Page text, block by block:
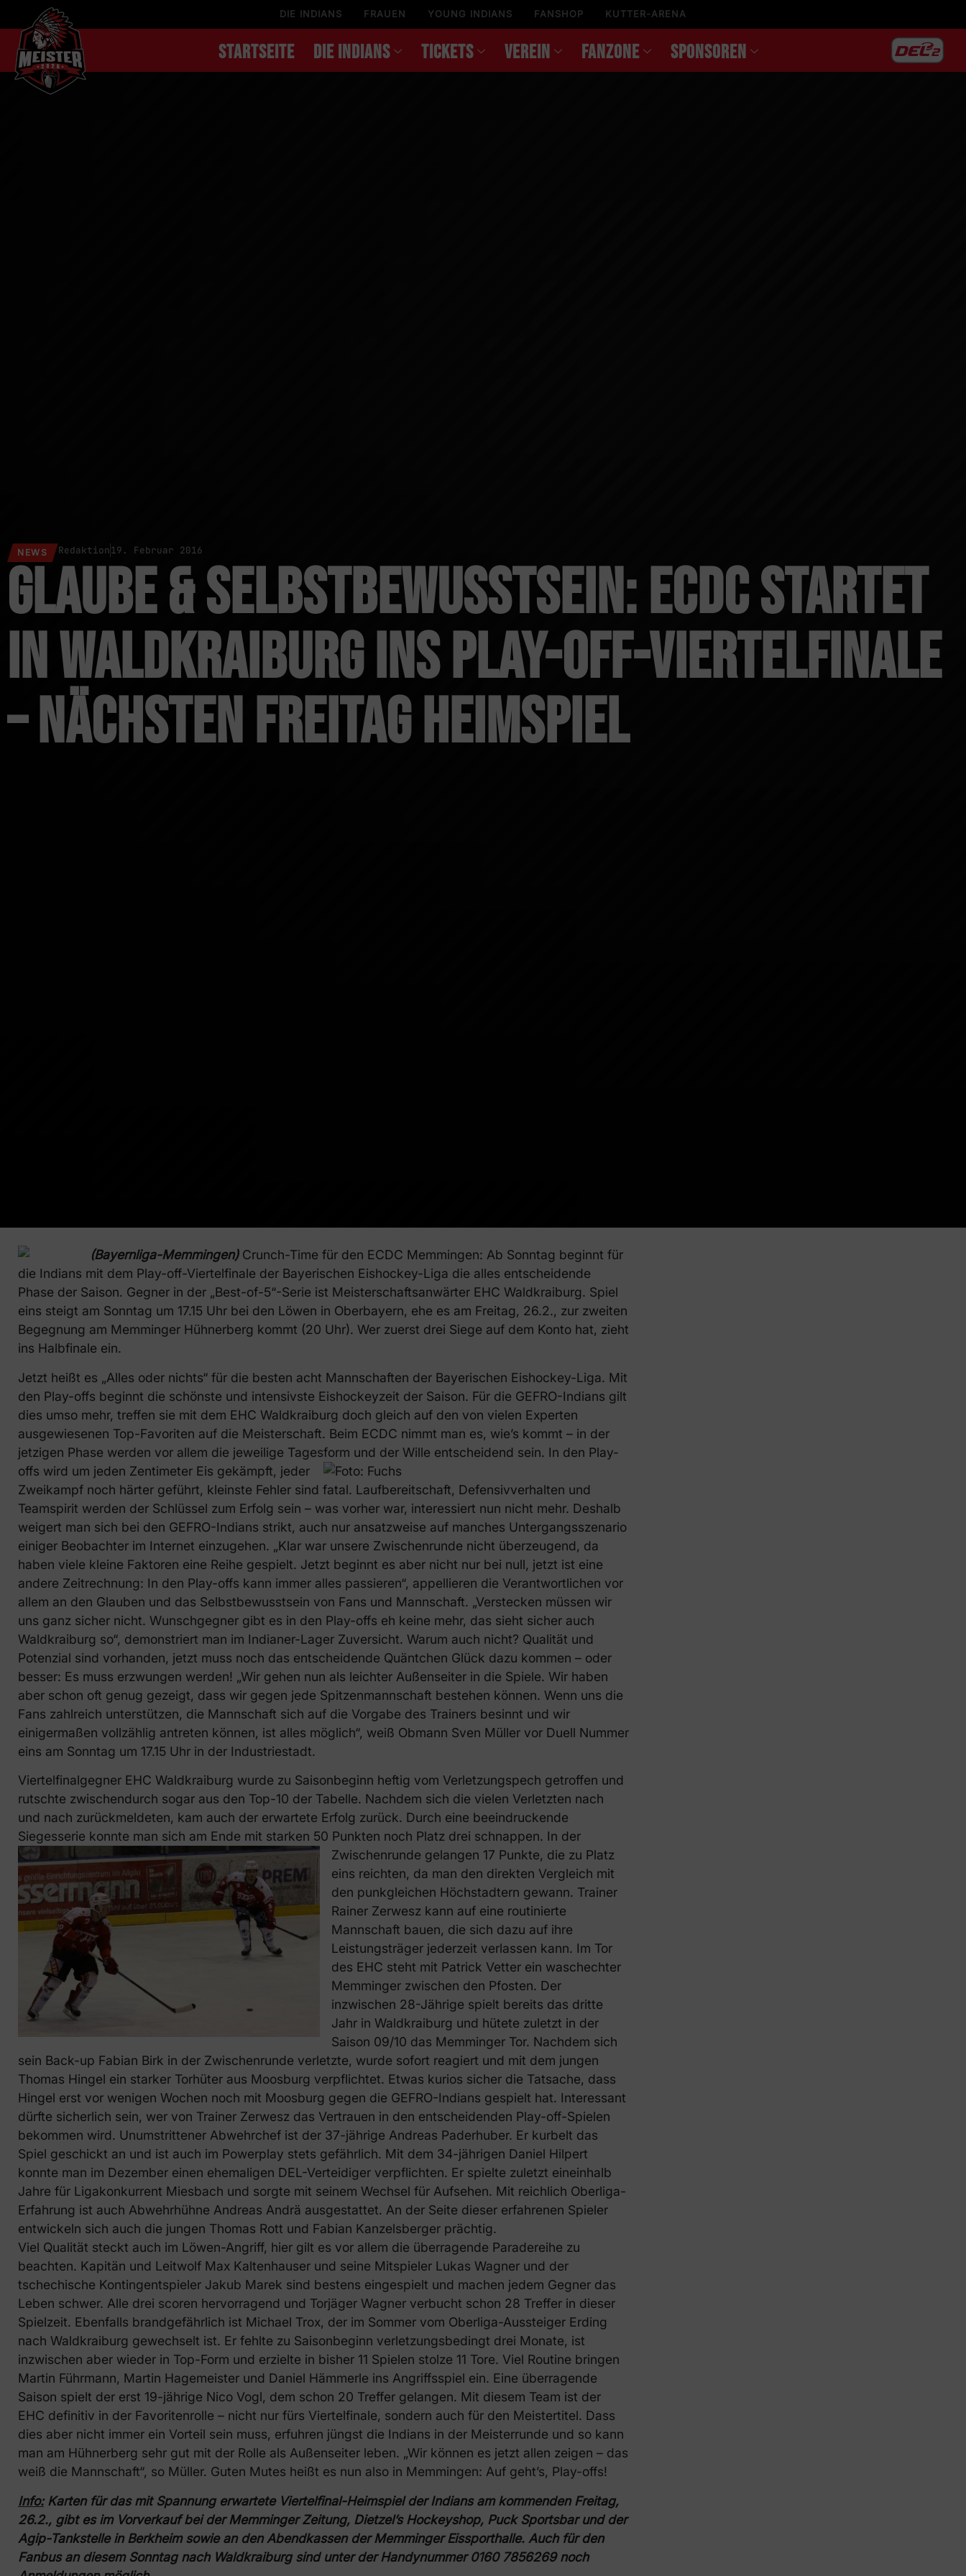
DIE INDIANS FRAUEN YOUNG INDIANS FANSHOP KUTTER-ARENA
STARTSEITE DIE INDIANS TICKETS VEREIN FANZONE SPONSOREN
NEWS Redaktion19. Februar 2016
Glaube & Selbstbewusstsein: ECDC startet
in Waldkraiburg ins Play-off-Viertelfinale
– nächsten Freitag Heimspiel
(Bayernliga-Memmingen)Crunch-Time für den ECDC Memmingen: Ab Sonntag beginnt für
die Indians mit dem Play-off-Viertelfinale der Bayerischen Eishockey-Liga die alles entscheidende
Phase der Saison. Gegner in der „Best-of-5“-Serie ist Meisterschaftsanwärter EHC Waldkraiburg. Spiel
eins steigt am Sonntag um 17.15 Uhr bei den Löwen in Oberbayern, ehe es am Freitag, 26.2., zur zweiten
Begegnung am Memminger Hühnerberg kommt (20 Uhr). Wer zuerst drei Siege auf dem Konto hat, zieht
ins Halbfinale ein.
Jetzt heißt es „Alles oder nichts“ für die besten acht Mannschaften der Bayerischen Eishockey-Liga. Mit
den Play-offs beginnt die schönste und intensivste Eishockeyzeit der Saison. Für die GEFRO-Indians gilt
dies umso mehr, treffen sie mit dem EHC Waldkraiburg doch gleich auf den von vielen Experten
ausgewiesenen Top-Favoriten auf die Meisterschaft. Beim ECDC nimmt man es, wie’s kommt – in der
jetzigen Phase werden vor allem die jeweilige Tagesform und der Wille entscheidend sein. In den Play-
offs wird um jeden Zentimeter Eis gekämpft, jeder
Zweikampf noch härter geführt, kleinste Fehler sind fatal. Laufbereitschaft, Defensivverhalten und
Teamspirit werden der Schlüssel zum Erfolg sein – was vorher war, interessiert nun nicht mehr. Deshalb
weigert man sich bei den GEFRO-Indians strikt, auch nur ansatzweise auf manches Untergangsszenario
einiger Beobachter im Internet einzugehen. „Klar war unsere Zwischenrunde nicht überzeugend, da
haben viele kleine Faktoren eine Reihe gespielt. Jetzt beginnt es aber nicht nur bei null, jetzt ist eine
andere Zeitrechnung: In den Play-offs kann immer alles passieren“, appellieren die Verantwortlichen vor
allem an den Glauben und das Selbstbewusstsein von Fans und Mannschaft. „Verstecken müssen wir
uns ganz sicher nicht. Wunschgegner gibt es in den Play-offs eh keine mehr, das sieht sicher auch
Waldkraiburg so“, demonstriert man im Indianer-Lager Zuversicht. Warum auch nicht? Qualität und
Potenzial sind vorhanden, jetzt muss noch das entscheidende Quäntchen Glück dazu kommen – oder
besser: Es muss erzwungen werden! „Wir gehen nun als leichter Außenseiter in die Spiele. Wir haben
aber schon oft genug gezeigt, dass wir gegen jede Spitzenmannschaft bestehen können. Wenn uns die
Fans zahlreich unterstützen, die Mannschaft sich auf die Vorgabe des Trainers besinnt und wir
einigermaßen vollzählig antreten können, ist alles möglich“, weiß Obmann Sven Müller vor Duell Nummer
eins am Sonntag um 17.15 Uhr in der Industriestadt.
Viertelfinalgegner EHC Waldkraiburg wurde zu Saisonbeginn heftig vom Verletzungspech getroffen und
rutschte zwischendurch sogar aus den Top-10 der Tabelle. Nachdem sich die vielen Verletzten nach
und nach zurückmeldeten, kam auch der erwartete Erfolg zurück. Durch eine beeindruckende
Siegesserie konnte man sich am Ende mit starken 50 Punkten noch Platz drei schnappen. In der
Zwischenrunde gelangen 17 Punkte, die zu Platz
eins reichten, da man den direkten Vergleich mit
den punkgleichen Höchstadtern gewann. Trainer
Rainer Zerwesz kann auf eine routinierte
Mannschaft bauen, die sich dazu auf ihre
Leistungsträger jederzeit verlassen kann. Im Tor
des EHC steht mit Patrick Vetter ein waschechter
Memminger zwischen den Pfosten. Der
inzwischen 28-Jährige spielt bereits das dritte
Jahr in Waldkraiburg und hütete zuletzt in der
Saison 09/10 das Memminger Tor. Nachdem sich
sein Back-up Fabian Birk in der Zwischenrunde verletzte, wurde sofort reagiert und mit dem jungen
Thomas Hingel ein starker Torhüter aus Moosburg verpflichtet. Etwas kurios sicher die Tatsache, dass
Hingel erst vor wenigen Wochen noch mit Moosburg gegen die GEFRO-Indians gespielt hat. Interessant
dürfte sicherlich sein, wer von Trainer Zerwesz das Vertrauen in den entscheidenden Play-off-Spielen
bekommen wird. Unumstrittener Abwehrchef ist der 37-jährige Andreas Paderhuber. Er kurbelt das
Spiel geschickt an und ist auch im Powerplay stets gefährlich. Mit dem 34-jährigen Daniel Hilpert
konnte man im Dezember einen ehemaligen DEL-Verteidiger verpflichten. Er spielte zuletzt eineinhalb
Jahre für Ligakonkurrent Miesbach und sorgte mit seinem Wechsel für Aufsehen. Mit reichlich Oberliga-
Erfahrung ist auch Abwehrhühne Andreas Andrä ausgestattet. An der Seite dieser erfahrenen Spieler
entwickeln sich auch die jungen Thomas Rott und Fabian Kanzelsberger prächtig.
Viel Qualität steckt auch im Löwen-Angriff, hier gilt es vor allem die überragende Paradereihe zu
beachten. Kapitän und Leitwolf Max Kaltenhauser und seine Mitspieler Lukas Wagner und der
tschechische Kontingentspieler Jakub Marek sind bestens eingespielt und machen jedem Gegner das
Leben schwer. Alle drei scoren hervorragend und Torjäger Wagner verbucht schon 28 Treffer in dieser
Spielzeit. Ebenfalls brandgefährlich ist Michael Trox, der im Sommer vom Oberliga-Aussteiger Erding
nach Waldkraiburg gewechselt ist. Er fehlte zu Saisonbeginn verletzungsbedingt drei Monate, ist
inzwischen aber wieder in Top-Form und erzielte in bisher 11 Spielen stolze 11 Tore. Viel Routine bringen
Martin Führmann, Martin Hagemeister und Daniel Hämmerle ins Angriffsspiel ein. Eine überragende
Saison spielt der erst 19-jährige Nico Vogl, dem schon 20 Treffer gelangen. Mit diesem Team ist der
EHC definitiv in der Favoritenrolle – nicht nur fürs Viertelfinale, sondern auch für den Meistertitel. Dass
dies aber nicht immer ein Vorteil sein muss, erfuhren jüngst die Indians in der Meisterrunde und so kann
man am Hühnerberg sehr gut mit der Rolle als Außenseiter leben. „Wir können es jetzt allen zeigen – das
weiß die Mannschaft“, so Müller. Guten Mutes heißt es nun also in Memmingen: Auf geht’s, Play-offs!
Info:Karten für das mit Spannung erwartete Viertelfinal-Heimspiel der Indians am kommenden Freitag,
26.2., gibt es im Vorverkauf bei der Memminger Zeitung, Dietzel’s Hockeyshop, Puck Sportsbar und der
Agip-Tankstelle in Berkheim sowie an den Abendkassen der Memminger Eissporthalle. Auch für den
Fanbus an diesem Sonntag nach Waldkraiburg sind unter der Handynummer 0160 7856269 noch